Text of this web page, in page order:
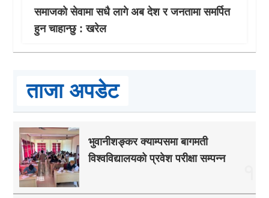
समाजको सेवामा सधै लागे अब देश र जनतामा समर्पित
हुन चाहान्छु : खरेल
ताजा अपडेट
भुवानीशङ्कर क्याम्पसमा बागमती
विश्वविद्यालयको प्रवेश परीक्षा सम्पन्न